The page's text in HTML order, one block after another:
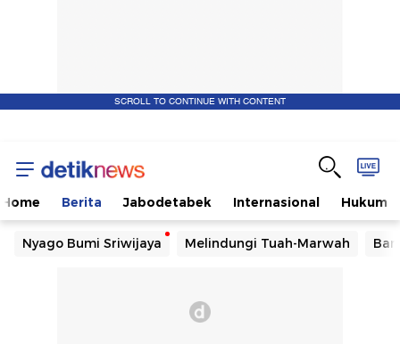
SCROLL TO CONTINUE WITH CONTENT
Home Berita Jabodetabek Internasional Hukum
Nyago Bumi Sriwijaya Melindungi Tuah-Marwah